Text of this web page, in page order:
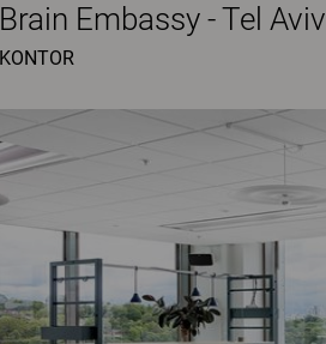
Brain Embassy - Tel Aviv
KONTOR